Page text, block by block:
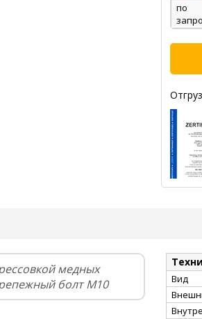
по
медных
болт М10
Вид